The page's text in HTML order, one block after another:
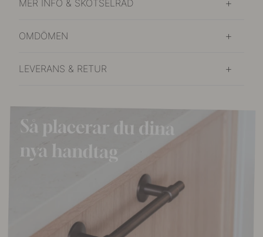
MER INFO & SKÖTSELRÅD
OMDÖMEN
LEVERANS & RETUR